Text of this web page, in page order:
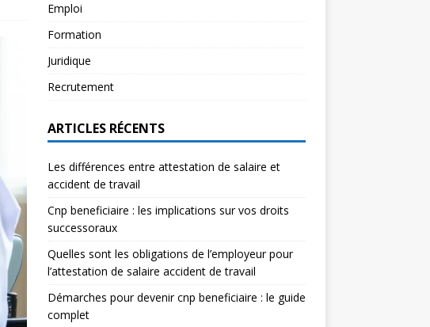
Emploi
Formation
Juridique
Recrutement
ARTICLES RÉCENTS
Les différences entre attestation de salaire et
accident de travail
Cnp beneficiaire : les implications sur vos droits
successoraux
Quelles sont les obligations de l’employeur pour
l’attestation de salaire accident de travail
Démarches pour devenir cnp beneficiaire : le guide
complet